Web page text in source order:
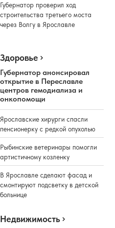
Губернатор проверил ход
строительства третьего моста
через Волгу в Ярославле
Здоровье
Губернатор анонсировал
открытие в Переславле
центров гемодиализа и
онкопомощи
Ярославские хирурги спасли
пенсионерку с редкой опухолью
Рыбинские ветеринары помогли
артистичному козленку
В Ярославле сделают фасад и
смонтируют подсветку в детской
больнице
Недвижимость